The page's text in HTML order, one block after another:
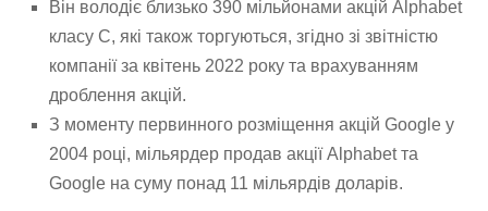
Він володіє близько 390 мільйонами акцій Alphabet
класу C, які також торгуються, згідно зі звітністю
компанії за квітень 2022 року та врахуванням
дроблення акцій.
З моменту первинного розміщення акцій Google у
2004 році, мільярдер продав акції Alphabet та
Google на суму понад 11 мільярдів доларів.